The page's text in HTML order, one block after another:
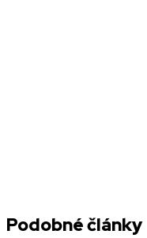
Podobné články